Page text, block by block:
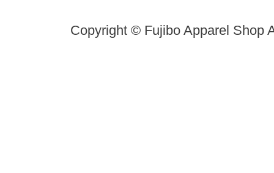
Copyright © Fujibo Apparel Shop